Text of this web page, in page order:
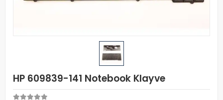
HP 609839-141 Notebook Klayve